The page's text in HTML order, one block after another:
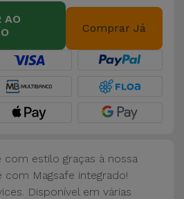
AO
Comprar Já
com estilo graças à nossa
com Magsafe integrado!
Disponível em várias